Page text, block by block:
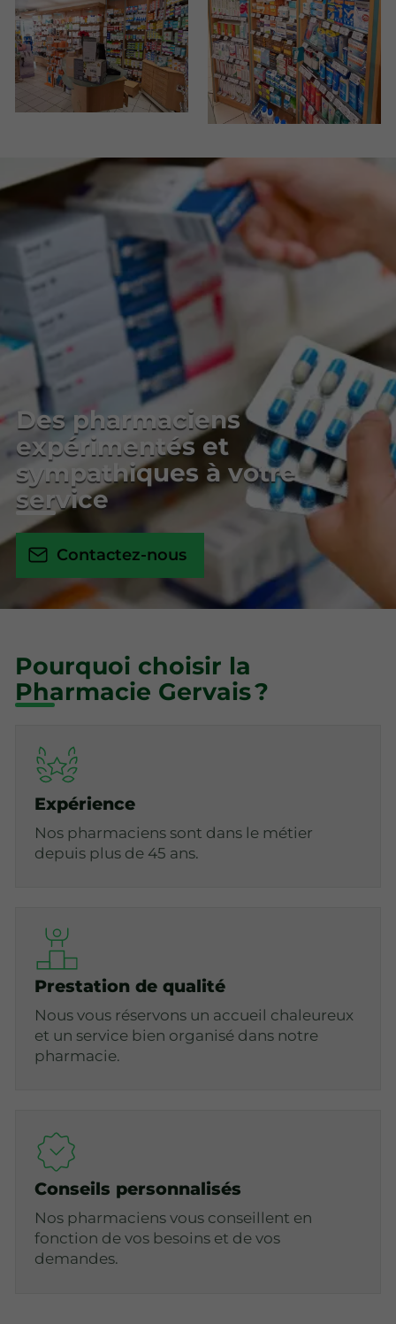
Des pharmaciens
expérimentés et
sympathiques à votre
service
Contactez-nous
Pourquoi choisir la
Pharmacie Gervais ?
Expérience
Nos pharmaciens sont dans le métier
depuis plus de 45 ans.
Prestation de qualité
Nous vous réservons un accueil chaleureux
et un service bien organisé dans notre
pharmacie.
Conseils personnalisés
Nos pharmaciens vous conseillent en
fonction de vos besoins et de vos
demandes.